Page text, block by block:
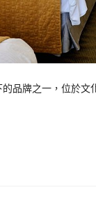
品牌之一，位於